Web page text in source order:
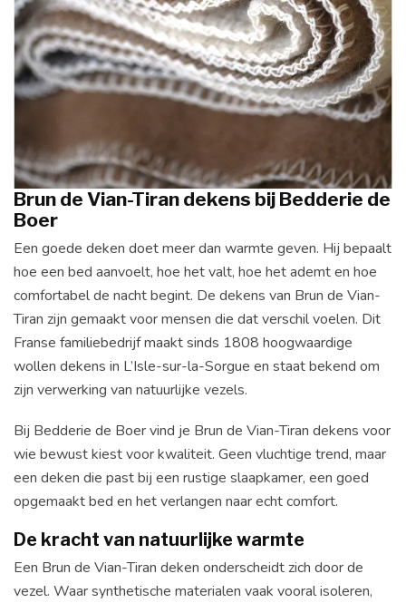
Brun de Vian-Tiran dekens bij Bedderie de
Boer
Een goede deken doet meer dan warmte geven. Hij bepaalt
hoe een bed aanvoelt, hoe het valt, hoe het ademt en hoe
comfortabel de nacht begint. De dekens van Brun de Vian-
Tiran zijn gemaakt voor mensen die dat verschil voelen. Dit
Franse familiebedrijf maakt sinds 1808 hoogwaardige
wollen dekens in L’Isle-sur-la-Sorgue en staat bekend om
zijn verwerking van natuurlijke vezels.
Bij Bedderie de Boer vind je Brun de Vian-Tiran dekens voor
wie bewust kiest voor kwaliteit. Geen vluchtige trend, maar
een deken die past bij een rustige slaapkamer, een goed
opgemaakt bed en het verlangen naar echt comfort.
De kracht van natuurlijke warmte
Een Brun de Vian-Tiran deken onderscheidt zich door de
vezel. Waar synthetische materialen vaak vooral isoleren,